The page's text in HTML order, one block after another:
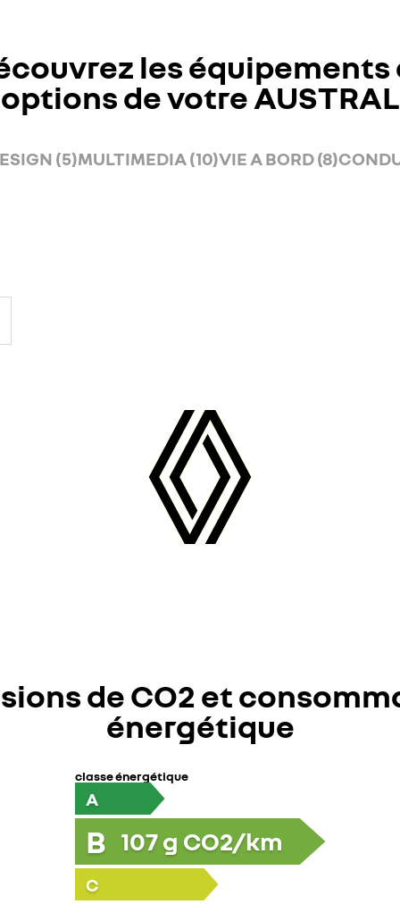
les équipements
options de votre AUSTRAL
(5)MULTIMEDIA (10)VIE A BORD (8)
de CO2 et
énergétique
classe énergétique
A
B 107g CO2/km
C